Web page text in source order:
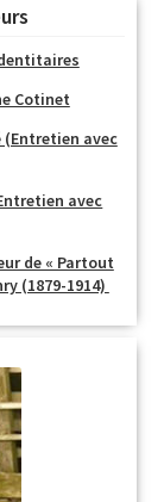
Cotinet
avec
avec
de « Partout
(1879-1914)